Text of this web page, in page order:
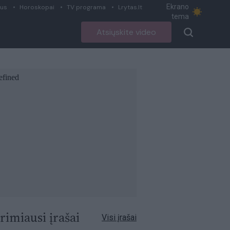
Horoskopai TV programa Lrytas.lt
Ekrano
tema
Atsiųskite video
įrašai Visi įrašai